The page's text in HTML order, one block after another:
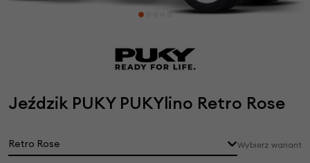
Jeździk PUKY PUKYlino Retro Rose
Retro Rose Wybierz wariant